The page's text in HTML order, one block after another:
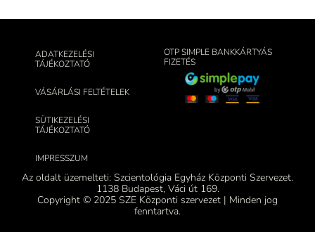
ADATKEZELÉSI
TÁJÉKOZTATÓ
VÁSÁRLÁSI FELTÉTELEK
SÜTIKEZELÉSI
TÁJÉKOZTATÓ
IMPRESSZUM
OTP SIMPLE BANKKÁRTYÁS
FIZETÉS
Az oldalt üzemelteti: Szcientológia Egyház Központi Szervezet.
1138 Budapest, Váci út 169.
Copyright © 2025 SZE Központi szervezet | Minden jog
fenntartva.